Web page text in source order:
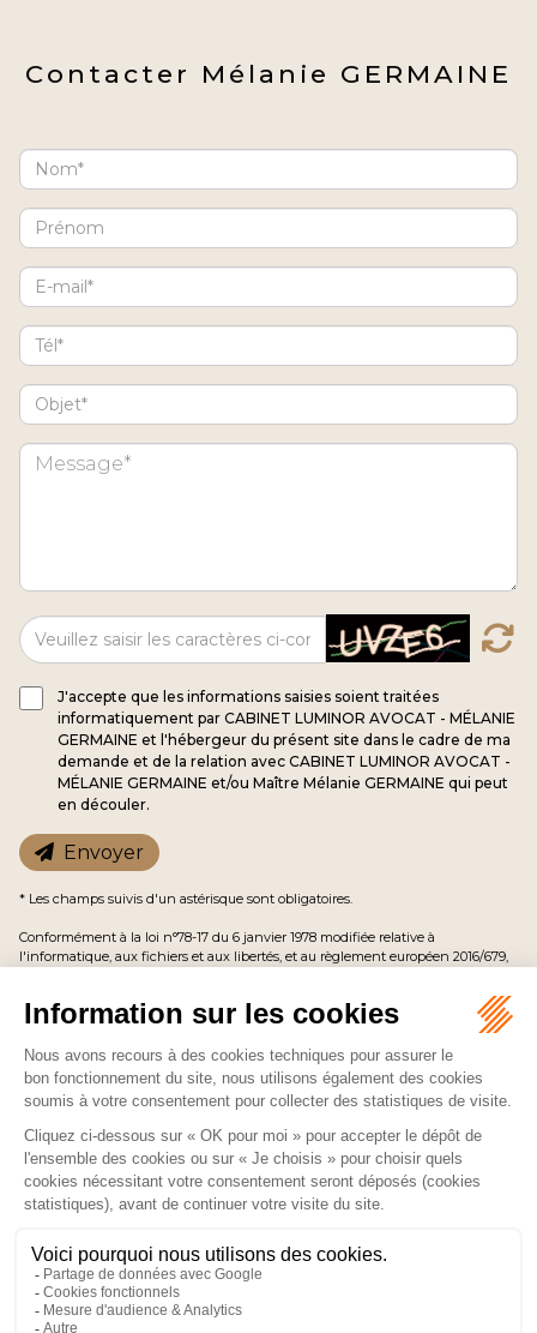
Contacter Mélanie GERMAINE
J'accepte que les informations saisies soient traitées
informatiquement par CABINET LUMINOR AVOCAT - MÉLANIE
GERMAINE et l'hébergeur du présent site dans le cadre de ma
demande et de la relation avec CABINET LUMINOR AVOCAT -
MÉLANIE GERMAINE et/ou Maître Mélanie GERMAINE qui peut
en découler.
Envoyer
* Les champs suivis d'un astérisque sont obligatoires.
Conformément à la loi n°78-17 du 6 janvier 1978 modifiée relative à
l'informatique, aux fichiers et aux libertés, et au règlement européen 2016/679,
d'un droit d'accès, de rectification, de suppression des informations qui vous
concernent.
CABINET LUMINOR AVOCAT
1 rue Lebouteux
75017 PARIS 17
Tél :06 65 15 01 15
NOUS LOCALISER
ACCUEIL